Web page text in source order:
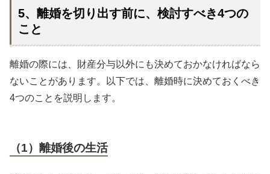
5、離婚を切り出す前に、検討すべき4つの
こと
離婚の際には、財産分与以外にも決めておかなければなら
ないことがあります。以下では、離婚時に決めておくべき
4つのことを説明します。
（1）離婚後の生活